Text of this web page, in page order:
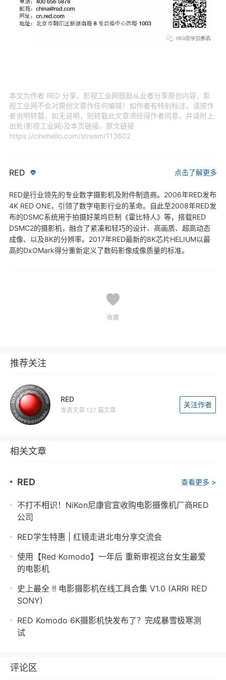
本文为作者 RED 分享，影视工业网鼓励从业者分享原创内容，影
视工业网不会对原创文章作任何编辑！如作者有特别标注，请按作
者说明转载，如无说明，则转载此文章须经得作者同意，并请附上
出处(影视工业网)及本页链接。原文链接
https://cinehello.com/stream/113602
RED 点击了解更多
RED是行业领先的专业数字摄影机及附件制造商。2006年RED发布
4K RED ONE，引领了数字电影行业的革命。自此至2008年RED发
布的DSMC系统用于拍摄好莱坞巨制《霍比特人》等，搭载RED
DSMC2的摄影机，融合了紧凑和轻巧的设计、高画质、超高动态
成像、以及8K的分辨率。2017年RED最新的8K芯片HELIUM以最
高的DxOMark得分重新定义了数码影像成像质量的标准。
收藏
推荐关注
RED
发表文章 127 篇文章
关注作者
相关文章
RED 查看更多 >
不打不相识！NiKon尼康官宣收购电影摄像机厂商RED
公司
RED学生特惠 | 红镜走进北电分享交流会
使用【Red Komodo】一年后 重新审视这台女生最爱
的电影机
史上最全 !! 电影摄影机在线工具合集 V1.0 (ARRI RED
SONY)
RED Komodo 6K摄影机快发布了？完成暴雪极寒测
试
评论区